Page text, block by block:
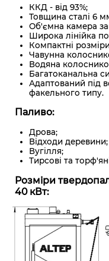
ККД - від 93%;
Товщина сталі 6
Об'ємна камера
Широка лінійка
Компактні
Чавунна
Водяна
Багатоканальна
Адаптований під
факельного типу.
Паливо:
Дрова;
Відходи деревини;
Вугілля;
Тирсові та
Розміри
40 кВт: